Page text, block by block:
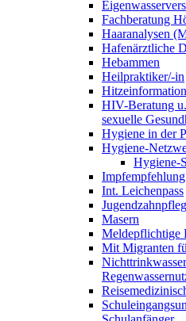
Fachberatung
Haaranalysen
Hafenärztliche
Hebammen
Heilpraktiker/-in
HIV-Beratung
sexuelle
Hygiene in der
Hygiene-
Hygiene-
Impfempfehlung
Int. Leichenpass
Masern
Meldepflichtige
Mit Migranten